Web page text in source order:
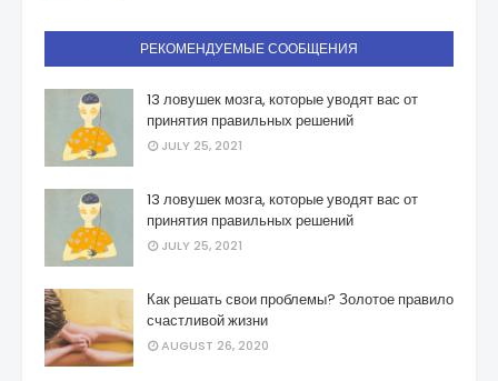
РЕКОМЕНДУЕМЫЕ СООБЩЕНИЯ
13 ловушек мозга, которые уводят вас от
принятия правильных решений
JULY 25, 2021
13 ловушек мозга, которые уводят вас от
принятия правильных решений
JULY 25, 2021
Как решать свои проблемы? Золотое правило
счастливой жизни
AUGUST 26, 2020